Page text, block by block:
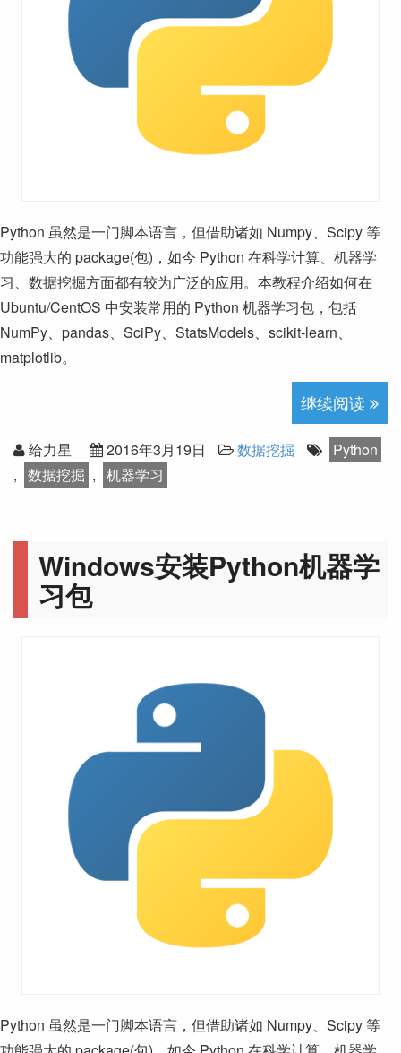
Python 虽然是一门脚本语言，但借助诸如 Numpy、Scipy 等
功能强大的 package(包)，如今 Python 在科学计算、机器学
习、数据挖掘方面都有较为广泛的应用。本教程介绍如何在
Ubuntu/CentOS 中安装常用的 Python 机器学习包，包括
NumPy、pandas、SciPy、StatsModels、scikit-learn、
matplotlib。
继续阅读
给力星 2016年3月19日 数据挖掘
Python
, 数据挖掘 , 机器学习
Windows安装Python机器学
习包
Python 虽然是一门脚本语言，但借助诸如 Numpy、Scipy 等